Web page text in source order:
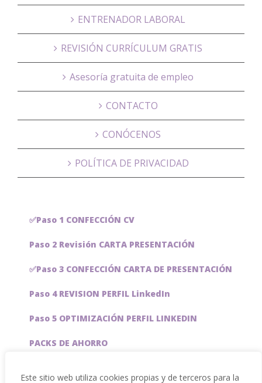
Este sitio web utiliza cookies propias y de terceros para la
ENTRENADOR LABORAL
REVISIÓN CURRÍCULUM GRATIS
Asesoría gratuita de empleo
CONTACTO
CONÓCENOS
POLÍTICA DE PRIVACIDAD
✅Paso 1 CONFECCIÓN CV
Paso 2 Revisión CARTA PRESENTACIÓN
✅Paso 3 CONFECCIÓN CARTA DE PRESENTACIÓN
Paso 4 REVISION PERFIL LinkedIn
Paso 5 OPTIMIZACIÓN PERFIL LINKEDIN
PACKS DE AHORRO